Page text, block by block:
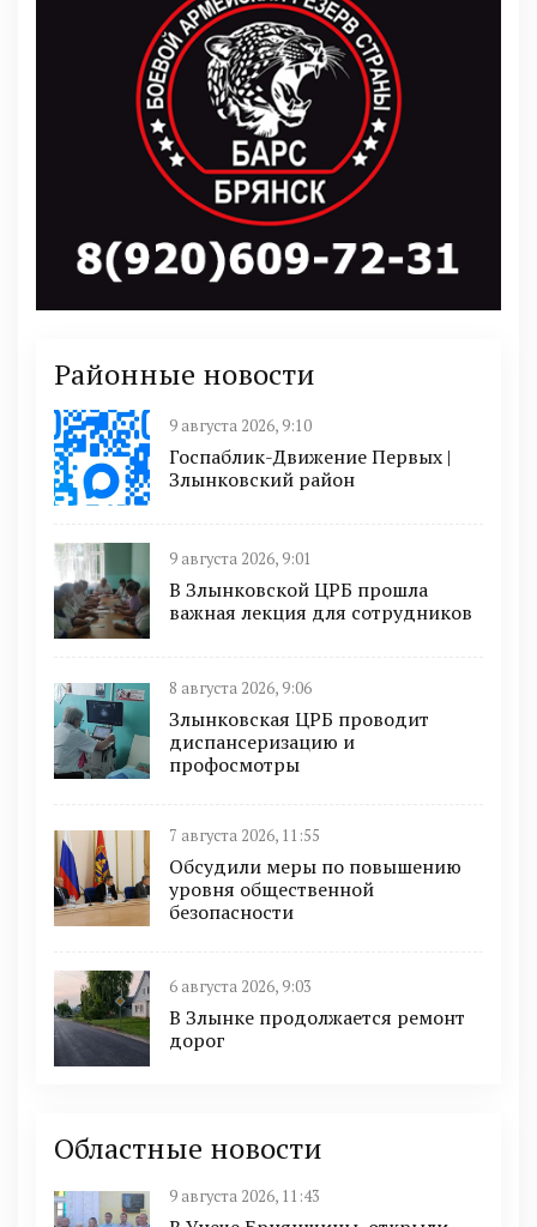
Районные новости
9 августа 2026, 9:10
Госпаблик-Движение Первых |
Злынковский район
9 августа 2026, 9:01
В Злынковской ЦРБ прошла
важная лекция для сотрудников
8 августа 2026, 9:06
Злынковская ЦРБ проводит
диспансеризацию и
профосмотры
7 августа 2026, 11:55
Обсудили меры по повышению
уровня общественной
безопасности
6 августа 2026, 9:03
В Злынке продолжается ремонт
дорог
Областные новости
9 августа 2026, 11:43